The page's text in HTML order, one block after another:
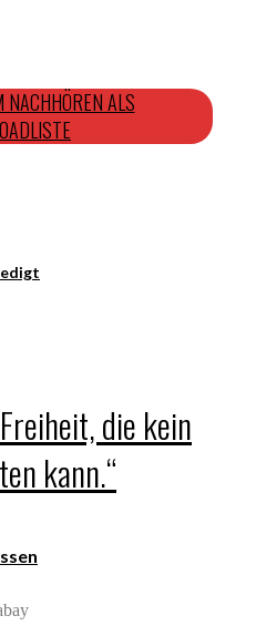
NACHHÖREN ALS
die kein
kann.“